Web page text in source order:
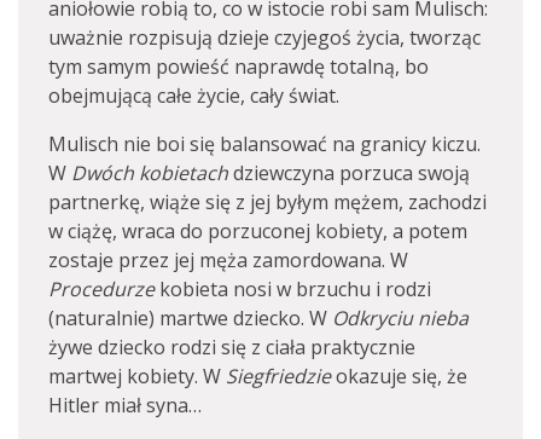
aniołowie robią to, co w istocie robi sam Mulisch:
uważnie rozpisują dzieje czyjegoś życia, tworząc
tym samym powieść naprawdę totalną, bo
obejmującą całe życie, cały świat.
Mulisch nie boi się balansować na granicy kiczu.
W Dwóch kobietachdziewczyna porzuca swoją
partnerkę, wiąże się z jej byłym mężem, zachodzi
w ciążę, wraca do porzuconej kobiety, a potem
zostaje przez jej męża zamordowana. W
Procedurzekobieta nosi w brzuchu i rodzi
(naturalnie) martwe dziecko. W Odkryciu nieba
żywe dziecko rodzi się z ciała praktycznie
martwej kobiety. W Siegfriedzieokazuje się, że
Hitler miał syna…